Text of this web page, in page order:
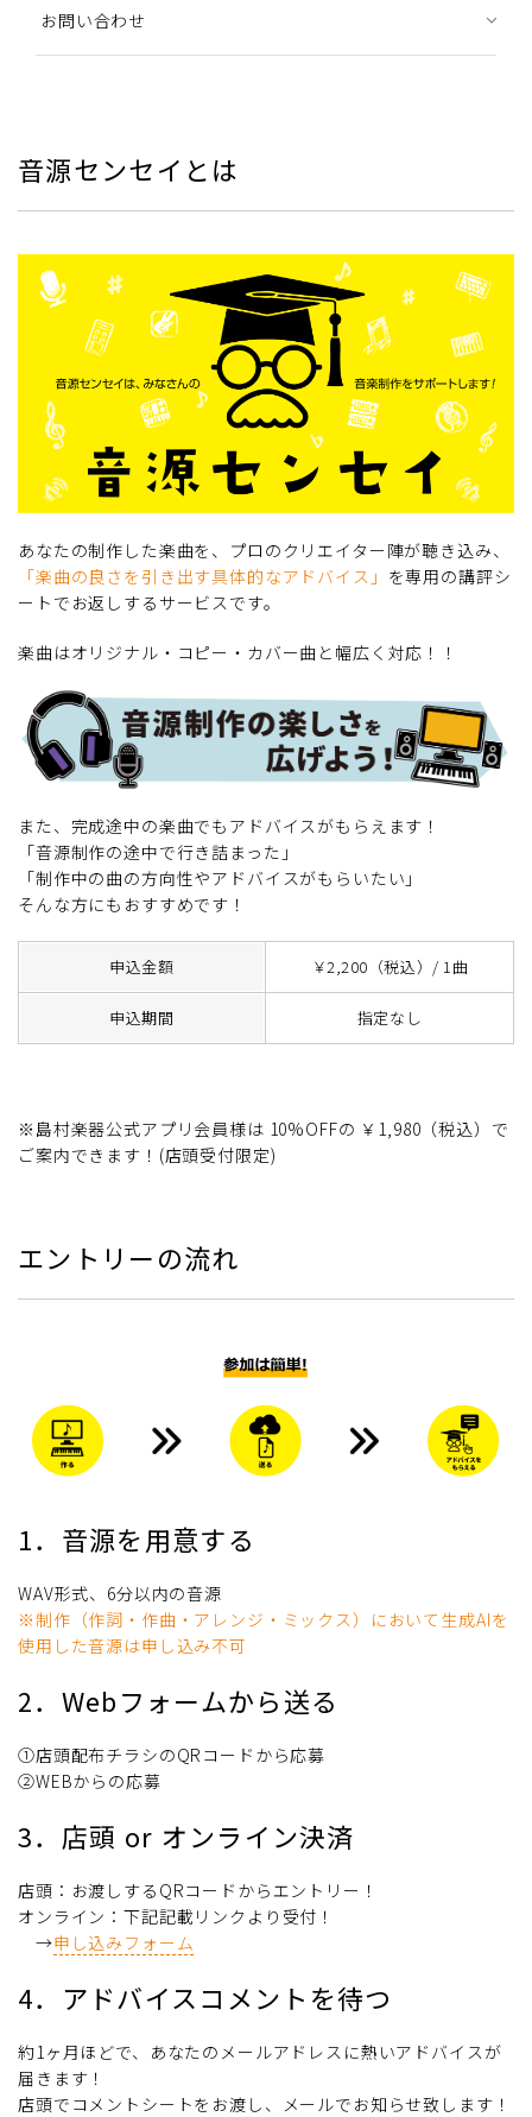
お問い合わせ
音源センセイとは
あなたの制作した楽曲を、プロのクリエイター陣が聴き込み、
「楽曲の良さを引き出す具体的なアドバイス」 を専用の講評シ
ートでお返しするサービスです。
楽曲はオリジナル・コピー・カバー曲と幅広く対応！！
また、完成途中の楽曲でもアドバイスがもらえます！
「音源制作の途中で行き詰まった」
「制作中の曲の方向性やアドバイスがもらいたい」
そんな方にもおすすめです！
申込金額 ￥2,200（税込）/ 1曲
申込期間 指定なし
※島村楽器公式アプリ会員様は 10%OFFの ￥1,980（税込）で
ご案内できます！(店頭受付限定)
エントリーの流れ
1．音源を用意する
WAV形式、6分以内の音源
※制作（作詞・作曲・アレンジ・ミックス）において生成AIを
使用した音源は申し込み不可
2．Webフォームから送る
①店頭配布チラシのQRコードから応募
②WEBからの応募
3．店頭 or オンライン決済
店頭：お渡しするQRコードからエントリー！
オンライン：下記記載リンクより受付！
→申し込みフォーム
4．アドバイスコメントを待つ
約1ヶ月ほどで、あなたのメールアドレスに熱いアドバイスが
届きます！
店頭でコメントシートをお渡し、メールでお知らせ致します！